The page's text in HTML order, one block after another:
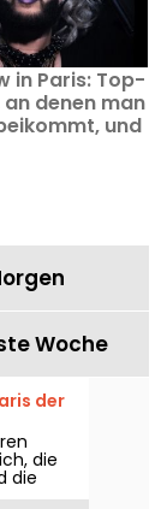
in Paris: Top-
denen man
und
Woche
der
die
die